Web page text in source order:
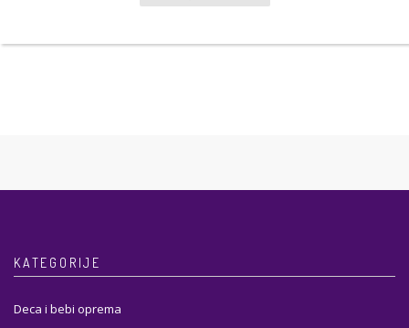
KATEGORIJE
Deca i bebi oprema